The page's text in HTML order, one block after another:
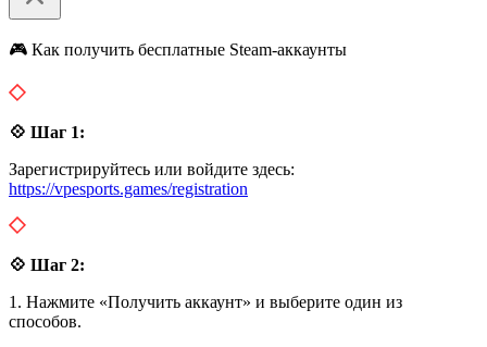
🎮 Как получить бесплатные Steam-аккаунты
💠 Шаг 1:
Зарегистрируйтесь или войдите здесь:
https://vpesports.games/registration
💠 Шаг 2:
1. Нажмите «Получить аккаунт» и выберите один из
способов.